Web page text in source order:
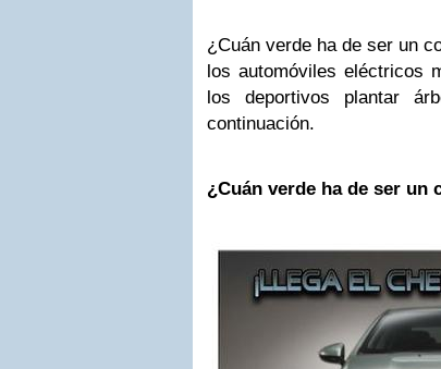
¿Cuán verde ha de ser un
los automóviles eléctricos
los deportivos plantar
continuación.
¿Cuán verde ha de ser un